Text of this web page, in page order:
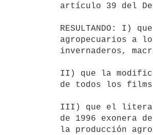
artículo 39 del
RESULTANDO: I)
agropecuarios a
invernaderos,
II) que la
de todos los
III) que el literal
de 1996 exonera
la producción